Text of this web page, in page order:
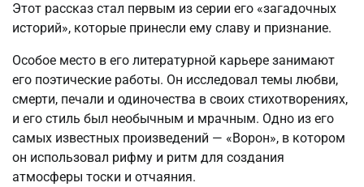
Этот рассказ стал первым из серии его «загадочных
историй», которые принесли ему славу и признание.
Особое место в его литературной карьере занимают
его поэтические работы. Он исследовал темы любви,
смерти, печали и одиночества в своих стихотворениях,
и его стиль был необычным и мрачным. Одно из его
самых известных произведений — «Ворон», в котором
он использовал рифму и ритм для создания
атмосферы тоски и отчаяния.